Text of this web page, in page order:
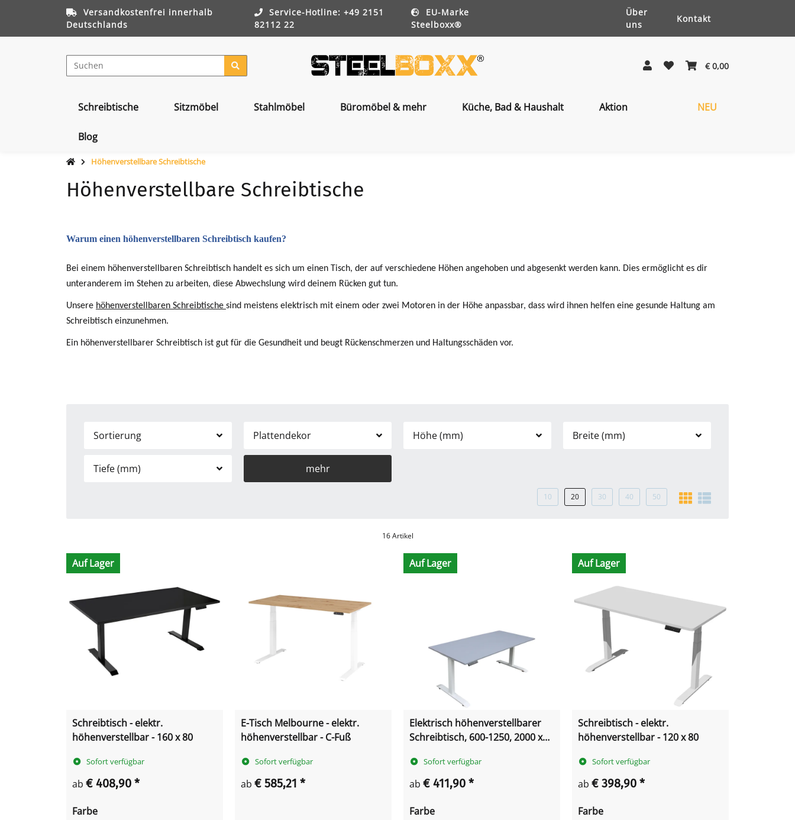
Versandkostenfrei innerhalb
Deutschlands
Service-Hotline: +49 2151
82112 22
EU-Marke
Steelboxx®
Über
uns
Kontakt
€ 0,00
Schreibtische Sitzmöbel Stahlmöbel Büromöbel & mehr Küche, Bad & Haushalt Aktion NEU
Blog
Höhenverstellbare Schreibtische
Höhenverstellbare Schreibtische
Warum einen höhenverstellbaren Schreibtisch kaufen?
Bei einem höhenverstellbaren Schreibtisch handelt es sich um einen Tisch, der auf verschiedene Höhen angehoben und abgesenkt werden kann. Dies ermöglicht es dir
unteranderem im Stehen zu arbeiten, diese Abwechslung wird deinem Rücken gut tun.
Unsere höhenverstellbaren Schreibtische sind meistens elektrisch mit einem oder zwei Motoren in der Höhe anpassbar, dass wird ihnen helfen eine gesunde Haltung am
Schreibtisch einzunehmen.
Ein höhenverstellbarer Schreibtisch ist gut für die Gesundheit und beugt Rückenschmerzen und Haltungsschäden vor.
Sortierung Plattendekor Höhe (mm) Breite (mm)
Tiefe (mm) mehr
10 20 30 40 50
16 Artikel
Auf Lager
Schreibtisch - elektr.
höhenverstellbar - 160 x 80
Sofort verfügbar
ab € 408,90 *
Farbe
E-Tisch Melbourne - elektr.
höhenverstellbar - C-Fuß
Sofort verfügbar
ab € 585,21 *
Auf Lager
Elektrisch höhenverstellbarer
Schreibtisch, 600-1250, 2000 x
Sofort verfügbar
ab € 411,90 *
Farbe
Auf Lager
Schreibtisch - elektr.
höhenverstellbar - 120 x 80
Sofort verfügbar
ab € 398,90 *
Farbe